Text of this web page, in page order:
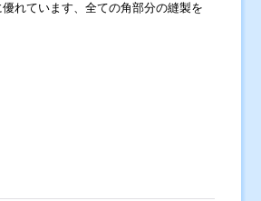
れています、全ての角部分の縫製を